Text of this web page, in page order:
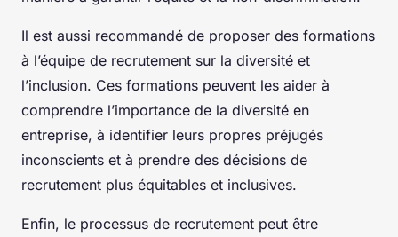
Il est aussi recommandé de proposer des formations
à l’équipe de recrutement sur la diversité et
l’inclusion. Ces formations peuvent les aider à
comprendre l’importance de la diversité en
entreprise, à identifier leurs propres préjugés
inconscients et à prendre des décisions de
recrutement plus équitables et inclusives.
Enfin, le processus de recrutement peut être